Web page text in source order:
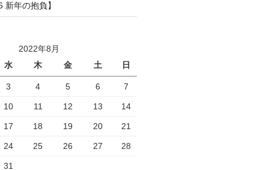
年の抱負】
2022年8月
水
木 金 土 日
3 4 5 6 7
10 11 12 13 14
17 18 19 20 21
24 25 26 27 28
31